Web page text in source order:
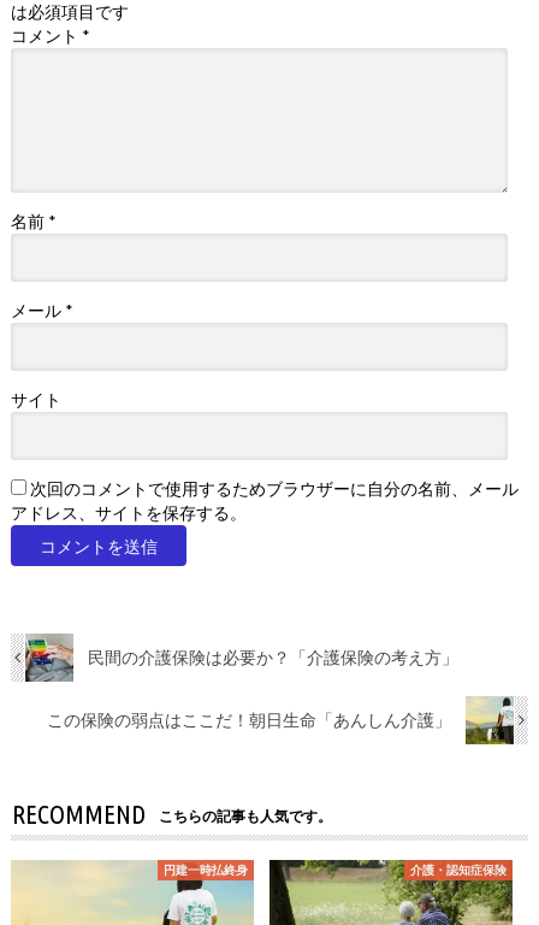
は必須項目です
コメント *
名前 *
メール *
サイト
次回のコメントで使用するためブラウザーに自分の名前、メール
アドレス、サイトを保存する。
民間の介護保険は必要か？「介護保険の考え方」
この保険の弱点はここだ！朝日生命「あんしん介護」
RECOMMEND こちらの記事も人気です。
円建一時払終身 介護・認知症保険